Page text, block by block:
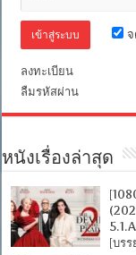
ลงทะเบียน
ลืมรหัสผ่าน
หนังเรื่องล่าสุด
[บร